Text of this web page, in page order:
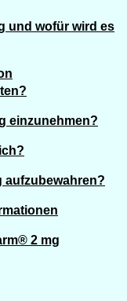
und wofür wird es
einzunehmen?
aufzubewahren?
2 mg